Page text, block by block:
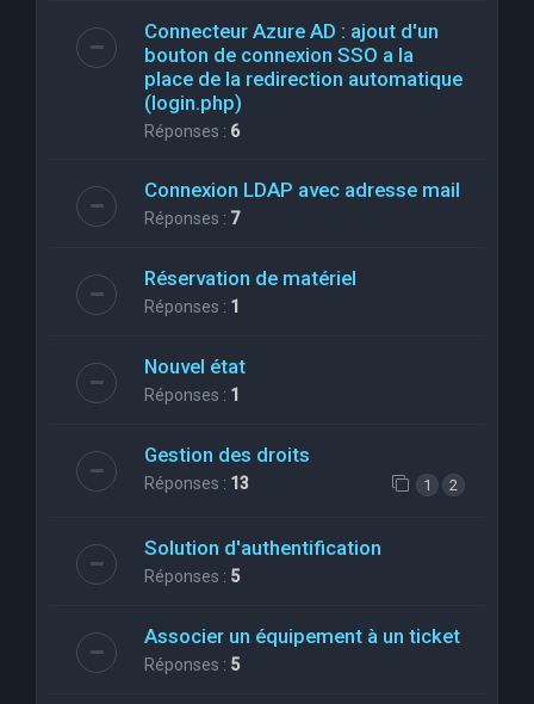
Connecteur Azure AD : ajout d'un
bouton de connexion SSO a la
place de la redirection automatique
(login.php)
Réponses : 6
Connexion LDAP avec adresse mail
Réponses : 7
Réservation de matériel
Réponses : 1
Nouvel état
Réponses : 1
Gestion des droits
Réponses : 13 1 2
Solution d'authentification
Réponses : 5
Associer un équipement à un ticket
Réponses : 5